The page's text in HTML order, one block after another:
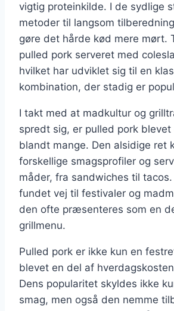
vigtig proteinkilde. I de sydlige
metoder til langsom
gøre det hårde kød mere mørt.
pulled pork serveret med
hvilket har udviklet sig til en
kombination, der stadig er
I takt med at madkultur og
spredt sig, er pulled pork
blandt mange. Den alsidige ret
forskellige smagsprofiler og
måder, fra sandwiches til
fundet vej til festivaler og
den ofte præsenteres som en
grillmenu.
Pulled pork er ikke kun en
blevet en del af
Dens popularitet skyldes ikke
smag, men også den nemme